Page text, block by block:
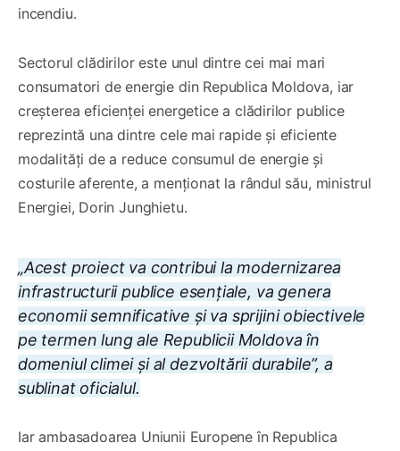
incendiu.
Sectorul clădirilor este unul dintre cei mai mari
consumatori de energie din Republica Moldova, iar
creșterea eficienței energetice a clădirilor publice
reprezintă una dintre cele mai rapide și eficiente
modalități de a reduce consumul de energie și
costurile aferente, a menționat la rândul său, ministrul
Energiei, Dorin Junghietu.
„Acest proiect va contribui la modernizarea
infrastructurii publice esențiale, va genera
economii semnificative și va sprijini obiectivele
pe termen lung ale Republicii Moldova în
domeniul climei și al dezvoltării durabile”, a
sublinat oficialul.
Iar ambasadoarea Uniunii Europene în Republica